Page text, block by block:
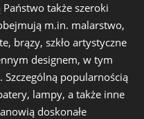
także szeroki
m.in. malarstwo,
brązy, szkło artystyczne
designem, w tym
Szczególną popularnością
lampy, a także inne
doskonałe